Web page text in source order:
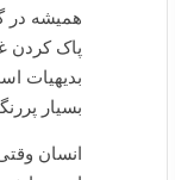
همیشه در
پاک کردن
بدیهیات
بسیار
انسان